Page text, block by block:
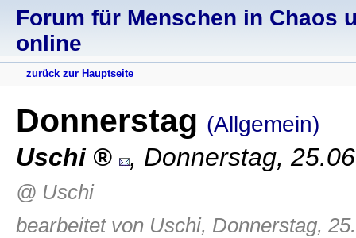
Forum für Menschen in Chaos
online
zurück zur Hauptseite
Donnerstag (Allgemein)
Uschi , Donnerstag,
@ Uschi
bearbeitet von Uschi, Donnerstag,